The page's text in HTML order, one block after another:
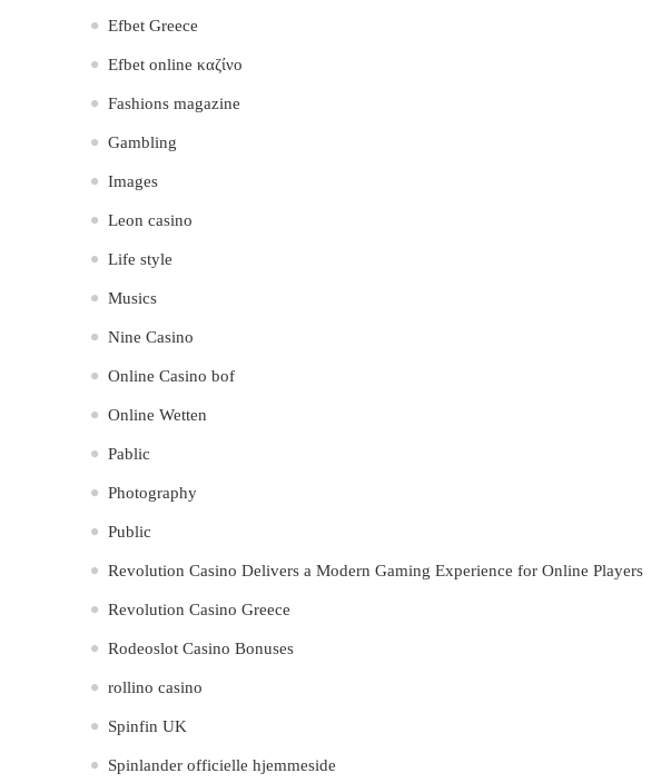
Efbet Greece
Efbet online καζίνο
Fashions magazine
Gambling
Images
Leon casino
Life style
Musics
Nine Casino
Online Casino bof
Online Wetten
Pablic
Photography
Public
Revolution Casino Delivers a Modern Gaming Experience for Online Players
Revolution Casino Greece
Rodeoslot Casino Bonuses
rollino casino
Spinfin UK
Spinlander officielle hjemmeside